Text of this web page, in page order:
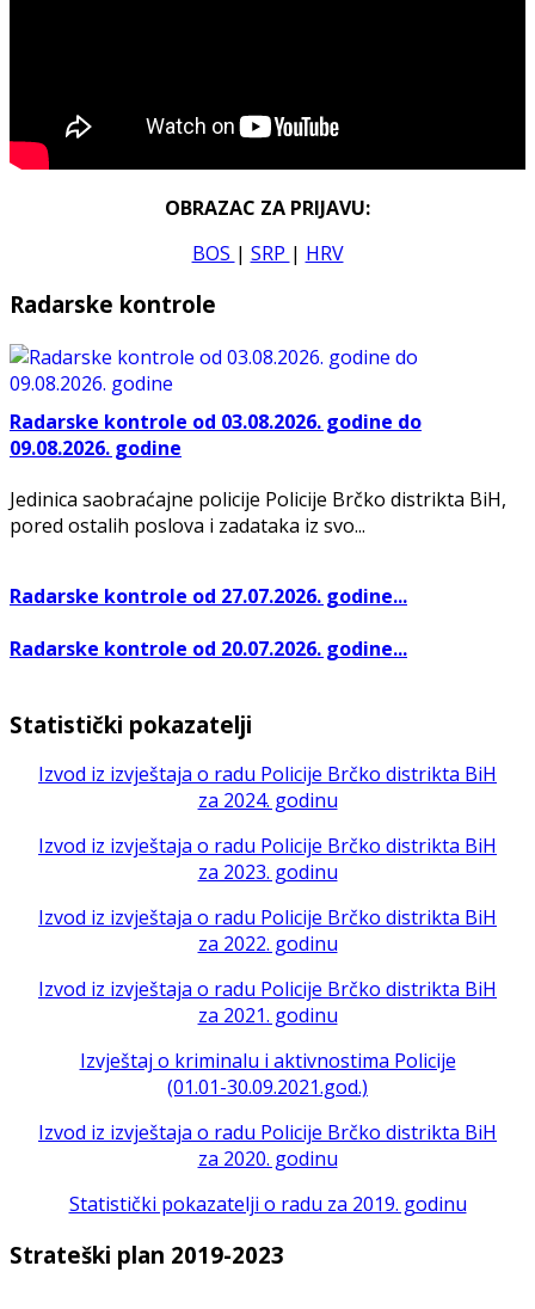
OBRAZAC ZA PRIJAVU:
BOS | SRP | HRV
Radarske kontrole
Radarske kontrole od 03.08.2026. godine do
09.08.2026. godine
Jedinica saobraćajne policije Policije Brčko distrikta BiH,
pored ostalih poslova i zadataka iz svo...
Radarske kontrole od 27.07.2026. godine...
Radarske kontrole od 20.07.2026. godine...
Statistički pokazatelji
Izvod iz izvještaja o radu Policije Brčko distrikta BiH
za 2024. godinu
Izvod iz izvještaja o radu Policije Brčko distrikta BiH
za 2023. godinu
Izvod iz izvještaja o radu Policije Brčko distrikta BiH
za 2022. godinu
Izvod iz izvještaja o radu Policije Brčko distrikta BiH
za 2021. godinu
Izvještaj o kriminalu i aktivnostima Policije
(01.01-30.09.2021.god.)
Izvod iz izvještaja o radu Policije Brčko distrikta BiH
za 2020. godinu
Statistički pokazatelji o radu za 2019. godinu
Strateški plan 2019-2023